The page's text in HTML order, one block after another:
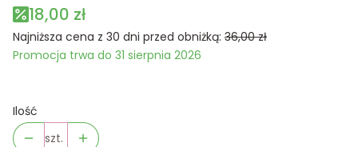
18,00 zł
Najniższa cena z 30 dni przed obniżką: 36,00 zł
Promocja trwa do 31 sierpnia 2026
Ilość
szt.